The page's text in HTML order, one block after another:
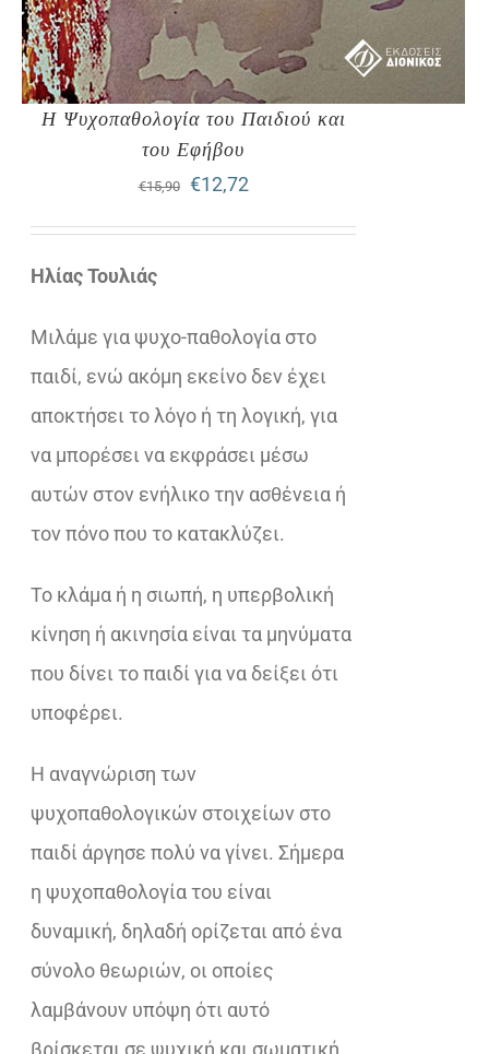
Η Ψυχοπαθολογία του Παιδιού και
του Εφήβου
€15,90
Original
price
€12,72Η
τρέχουσα
€12,72.
Ηλίας Τουλιάς
Μιλάμε για ψυχο-παθολογία στο
παιδί, ενώ ακόμη εκείνο δεν έχει
αποκτήσει το λόγο ή τη λογική, για
να μπορέσει να εκφράσει μέσω
αυτών στον ενήλικο την ασθένεια ή
τον πόνο που το κατακλύζει.
Το κλάμα ή η σιωπή, η υπερβολική
κίνηση ή ακινησία είναι τα μηνύματα
που δίνει το παιδί για να δείξει ότι
υποφέρει.
Η αναγνώριση των
ψυχοπαθολογικών στοιχείων στο
παιδί άργησε πολύ να γίνει. Σήμερα
η ψυχοπαθολογία του είναι
δυναμική, δηλαδή ορίζεται από ένα
σύνολο θεωριών, οι οποίες
λαμβάνουν υπόψη ότι αυτό